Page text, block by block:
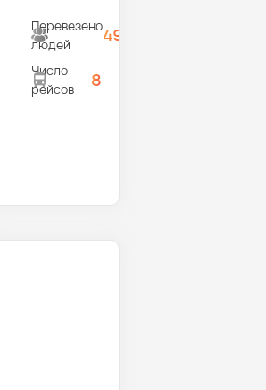
Перевезено
людей
495
Число
рейсов
8